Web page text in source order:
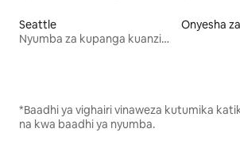
Seattle
Nyumba za kupanga kuanzia mwezi mmoja
Onyesha
*Baadhi ya vighairi vinaweza kutumika
na kwa baadhi ya nyumba.